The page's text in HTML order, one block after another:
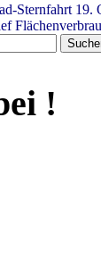
Sternfahrt 19.
!